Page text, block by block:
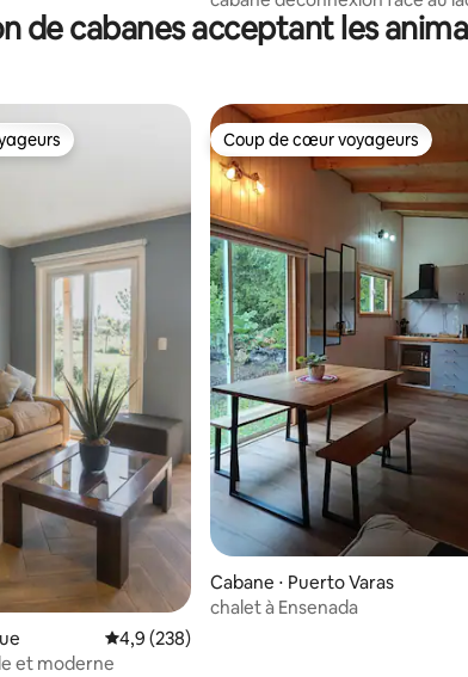
de cabanes acceptant les
de 56 commentaires : 4,93 sur 5
Évaluation moyenne sur la base de 238
4,9 (238)
et moderne
Coup de cœur voyageurs
Coup de cœur voyageurs
Cabane ⋅ Puerto Varas
chalet à Ensenada